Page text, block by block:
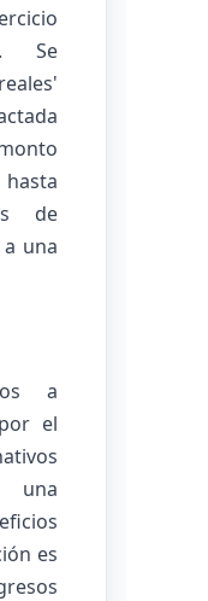
Se
de
una
a
el
una
es